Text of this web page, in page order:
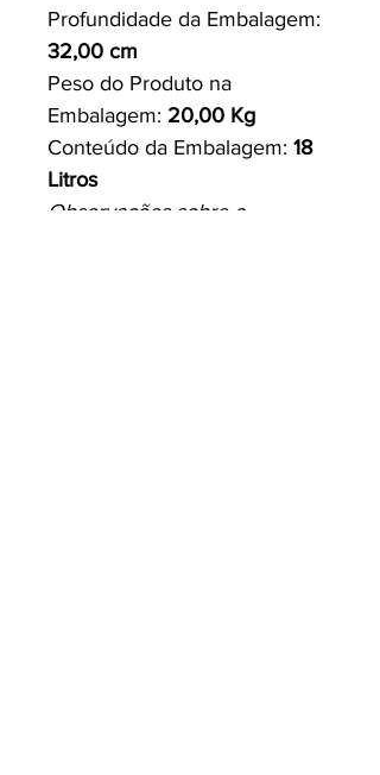
Profundidade da Embalagem:
32,00 cm
Peso do Produto na
Embalagem: 20,00 Kg
Conteúdo da Embalagem: 18
Litros
Observações sobre a